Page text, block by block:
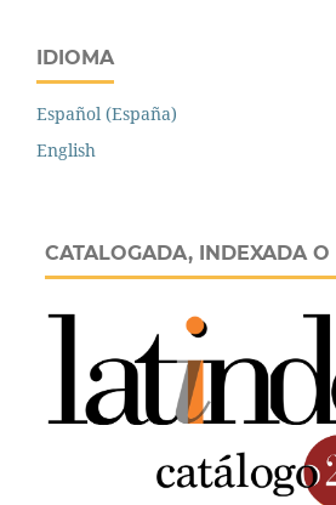
IDIOMA
Español (España)
English
CATALOGADA, INDEXADA